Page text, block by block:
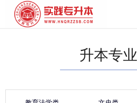
升本专业